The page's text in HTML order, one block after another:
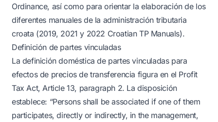
Ordinance, así como para orientar la elaboración de los
diferentes manuales de la administración tributaria
croata (2019, 2021 y 2022 Croatian TP Manuals).
Definición de partes vinculadas
La definición doméstica de partes vinculadas para
efectos de precios de transferencia figura en el Profit
Tax Act, Article 13, paragraph 2. La disposición
establece: “Persons shall be associated if one of them
participates, directly or indirectly, in the management,